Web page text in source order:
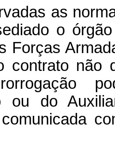
as
o
Forças
contrato não
ou do